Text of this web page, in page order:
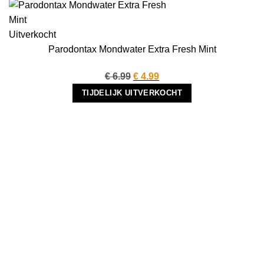
Uitverkocht
Parodontax Mondwater Extra Fresh Mint
€6.99 Oorspronkelijke
prijs
was:
€ 4.99Huidige
prijs
is:
TIJDELIJK UITVERKOCHT